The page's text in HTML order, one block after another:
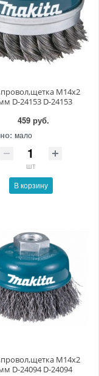
M14x2
D-24153 D-24153
459 руб.
мало
шт
В корзину
M14x2
D-24094 D-24094